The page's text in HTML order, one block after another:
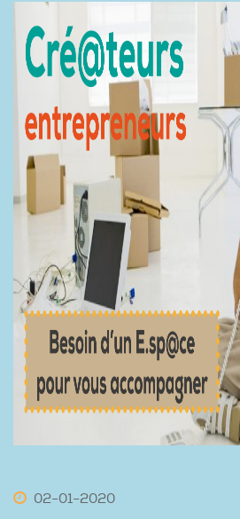
02-01-2020